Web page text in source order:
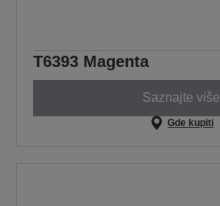
T6393 Magenta
Saznajte više
Gde kupiti